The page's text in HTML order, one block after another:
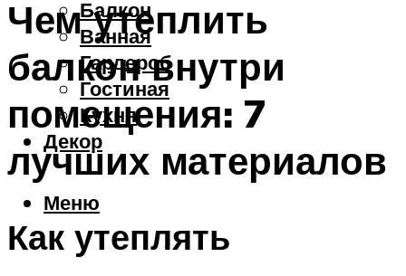
Балкон
Ванная
Гардероб
Гостиная
Кухня
Декор
Меню
Чем утеплить
балкон внутри
помещения: 7
лучших материалов
Как утеплять